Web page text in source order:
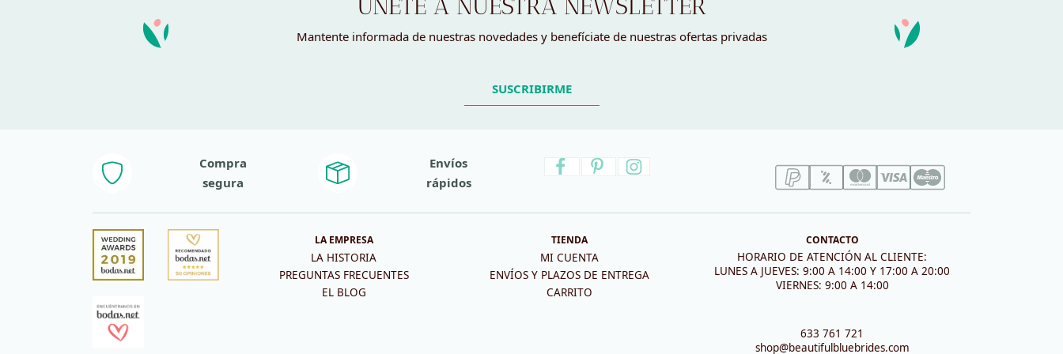
ÚNETE A NUESTRA NEWSLETTER
Mantente informada de nuestras novedades y benefíciate de nuestras ofertas privadas
SUSCRIBIRME
Compra
segura
Envíos
rápidos
LA EMPRESA
LA HISTORIA
PREGUNTAS FRECUENTES
EL BLOG
TIENDA
MI CUENTA
ENVÍOS Y PLAZOS DE ENTREGA
CARRITO
CONTACTO
HORARIO DE ATENCIÓN AL CLIENTE:
LUNES A JUEVES: 9:00 A 14:00 Y 17:00 A 20:00
VIERNES: 9:00 A 14:00
633 761 721
shop@beautifulbluebrides.com